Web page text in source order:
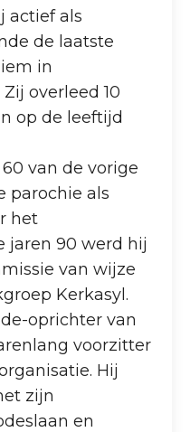
actief als
de laatste
in
overleed 10
op de leeftijd
van de vorige
parochie als
het
jaren 90 werd hij
van wijze
Kerkasyl.
oprichter van
voorzitter
Hij
zijn
en